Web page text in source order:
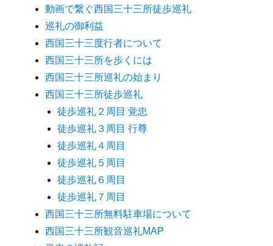
動画で繋ぐ西国三十三所徒歩巡礼
巡礼の御利益
西国三十三度行者について
西国三十三所を歩くには
西国三十三所巡礼の始まり
西国三十三所徒歩巡礼
徒歩巡礼２周目 覚忠
徒歩巡礼３周目 行尊
徒歩巡礼４周目
徒歩巡礼５周目
徒歩巡礼６周目
徒歩巡礼７周目
西国三十三所無料駐車場について
西国三十三所観音巡礼MAP